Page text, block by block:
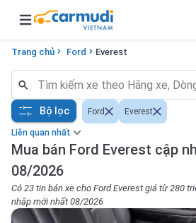
Open main menu
Trang chủ Ford Everest
Liên quan nhất
Mua bán Ford Everest cập
08/2026
Có 23 tin bán xe cho Ford Everest giá từ 280
nhập mới nhất 08/2026
Bộ lọc Ford Everest